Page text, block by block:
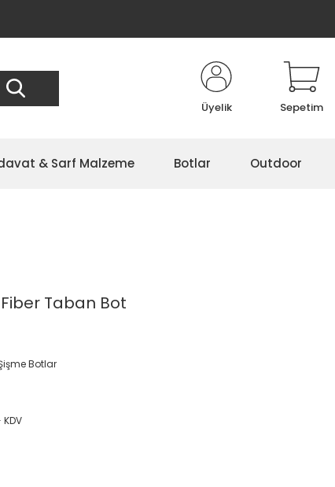
Üyelik Sepetim
& Sarf Malzeme Botlar Outdoor
Taban Bot
Botlar
KDV